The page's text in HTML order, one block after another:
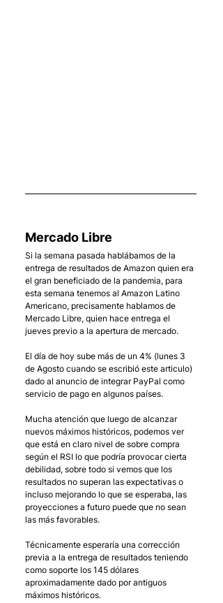
Mercado Libre
Si la semana pasada hablábamos de la
entrega de resultados de Amazon quien era
el gran beneficiado de la pandemia, para
esta semana tenemos al Amazon Latino
Americano, precisamente hablamos de
Mercado Libre, quien hace entrega el
jueves previo a la apertura de mercado.
El día de hoy sube más de un 4% (lunes 3
de Agosto cuando se escribió este articulo)
dado al anuncio de integrar PayPal como
servicio de pago en algunos países.
Mucha atención que luego de alcanzar
nuevos máximos históricos, podemos ver
que está en claro nivel de sobre compra
según el RSI lo que podría provocar cierta
debilidad, sobre todo si vemos que los
resultados no superan las expectativas o
incluso mejorando lo que se esperaba, las
proyecciones a futuro puede que no sean
las más favorables.
Técnicamente esperaría una corrección
previa a la entrega de resultados teniendo
como soporte los 145 dólares
aproximadamente dado por antiguos
máximos históricos.